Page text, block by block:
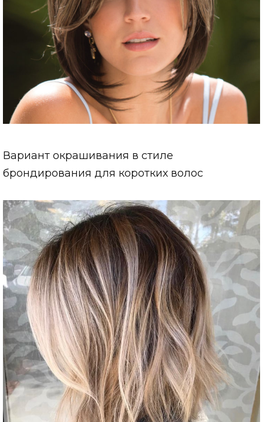
Вариант окрашивания в стиле
брондирования для коротких волос